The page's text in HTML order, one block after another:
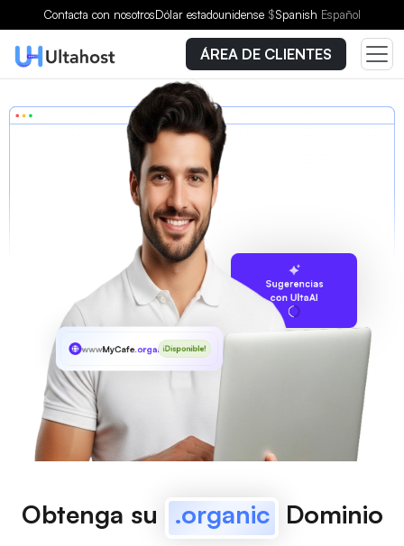
Contacta con nosotrosDólar estadounidense $Spanish Español
ÁREA DE CLIENTES
Sugerencias
con UltaAI
wwwMyCafe.organic¡Disponible!
Obtenga su .organic Dominio